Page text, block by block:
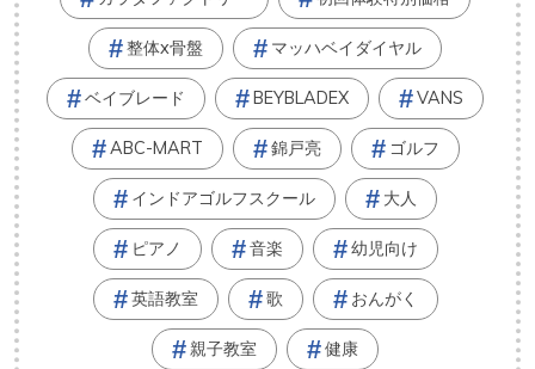
整体x骨盤 マッハベイダイヤル
ベイブレード BEYBLADEX VANS
ABC-MART 錦戸亮 ゴルフ
インドアゴルフスクール 大人
ピアノ 音楽 幼児向け
英語教室 歌 おんがく
親子教室 健康